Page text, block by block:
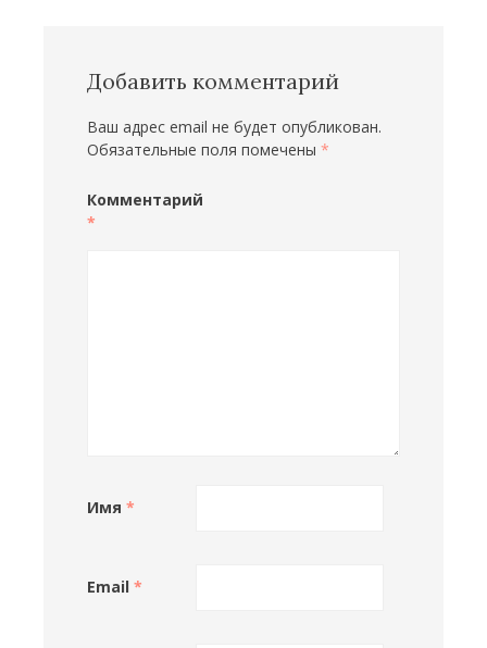
Добавить комментарий
Ваш адрес email не будет опубликован.
Обязательные поля помечены *
Комментарий
*
Имя *
Email *